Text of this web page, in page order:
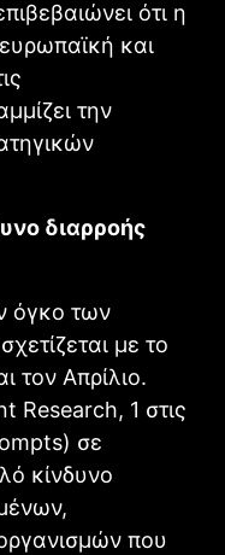
ότι η
και
την
διαρροής
όγκο των
με το
τον Απρίλιο.
Research, 1 στις
σε
κίνδυνο
που